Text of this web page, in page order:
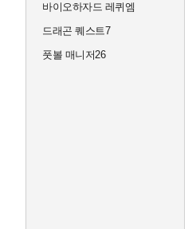
바이오하자드 레퀴엠
드래곤 퀘스트7
풋볼 매니저26